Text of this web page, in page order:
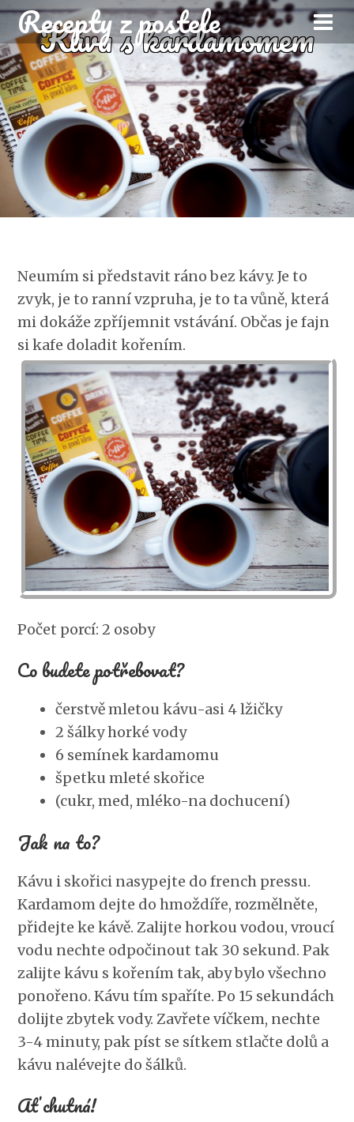
Recepty z postele
Káva s kardamomem
Neumím si představit ráno bez kávy. Je to
zvyk, je to ranní vzpruha, je to ta vůně, která
mi dokáže zpříjemnit vstávání. Občas je fajn
si kafe doladit kořením.
Počet porcí: 2 osoby
Co budete potřebovat?
čerstvě mletou kávu-asi 4 lžičky
2 šálky horké vody
6 semínek kardamomu
špetku mleté skořice
(cukr, med, mléko-na dochucení)
Jak na to?
Kávu i skořici nasypejte do french pressu.
Kardamom dejte do hmoždíře, rozmělněte,
přidejte ke kávě. Zalijte horkou vodou, vroucí
vodu nechte odpočinout tak 30 sekund. Pak
zalijte kávu s kořením tak, aby bylo všechno
ponořeno. Kávu tím spaříte. Po 15 sekundách
dolijte zbytek vody. Zavřete víčkem, nechte
3-4 minuty, pak píst se sítkem stlačte dolů a
kávu nalévejte do šálků.
Ať chutná!